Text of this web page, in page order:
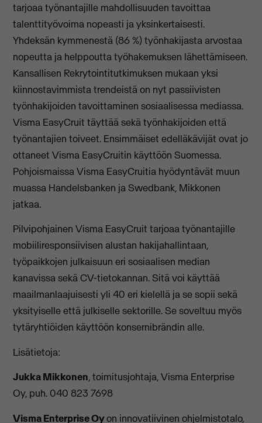
tarjoaa työnantajille mahdollisuuden tavoittaa
talenttityövoima nopeasti ja yksinkertaisesti.
Yhdeksän kymmenestä (86 %) työnhakijasta arvostaa
nopeutta ja helppoutta työhakemuksen lähettämiseen.
Kansallisen Rekrytointitutkimuksen mukaan yksi
kiinnostavimmista trendeistä on nyt passiivisten
työnhakijoiden tavoittaminen sosiaalisessa mediassa.
Visma EasyCruit täyttää sekä työnhakijoiden että
työnantajien toiveet. Ensimmäiset edelläkävijät ovat jo
ottaneet Visma EasyCruitin käyttöön Suomessa.
Pohjoismaissa Visma EasyCruitia hyödyntävät muun
muassa Handelsbanken ja Swedbank, Mikkonen
jatkaa.
Pilvipohjainen Visma EasyCruit tarjoaa työnantajille
mobiiliresponsiivisen alustan hakijahallintaan,
työpaikkojen julkaisuun eri sosiaalisen median
kanavissa sekä CV-tietokannan. Sitä voi käyttää
maailmanlaajuisesti yli 40 eri kielellä ja se sopii sekä
yksityiselle että julkiselle sektorille. Se soveltuu myös
tytäryhtiöiden käyttöön konsernibrändin alle.
Lisätietoja:
Jukka Mikkonen, toimitusjohtaja, Visma Enterprise
Oy, puh. 040 823 7698
Visma Enterprise Oyon innovatiivinen ohjelmistotalo,